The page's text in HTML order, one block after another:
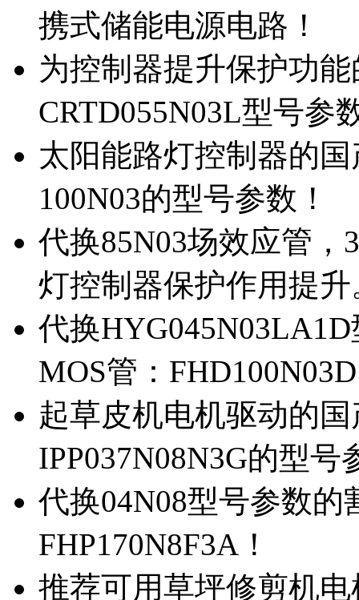
携式储能电源电路！
为控制器提升保护功
CRTD055N03L型号参
太阳能路灯控制器的
100N03的型号参数！
代换85N03场效应管
灯控制器保护作用提升
代换
MOS管：
起草皮机电机驱动的
IPP037N08N3G的型号
代换04N08型号参数
FHP170N8F3A！
推荐可用草坪修剪机电